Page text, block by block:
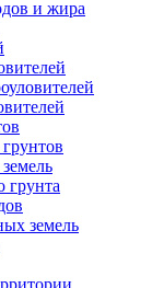
и жира
грунта
земель